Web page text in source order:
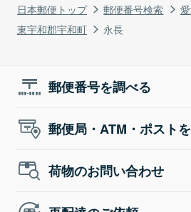
日本郵便トップ 郵便番号検索
東宇和郡宇和町
永長
郵便番号を調べる
郵便局・ATM・ポスト
荷物のお問い合わせ